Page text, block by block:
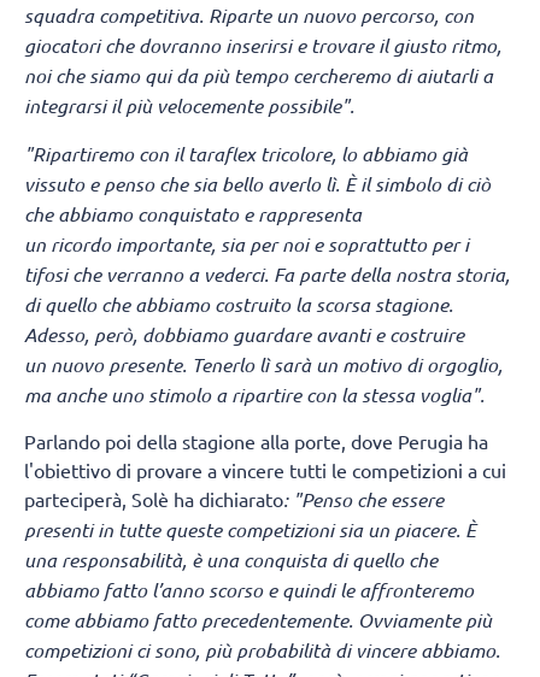
squadra competitiva. Riparte un nuovo percorso, con
giocatori che dovranno inserirsi e trovare il giusto ritmo,
noi che siamo qui da più tempo cercheremo di aiutarli a
integrarsi il più velocemente possibile".
"Ripartiremo con il taraflex tricolore, lo abbiamo già
vissuto e penso che sia bello averlo lì. È il simbolo di ciò
che abbiamo conquistato e rappresenta
un ricordo importante, sia per noi e soprattutto per i
tifosi che verranno a vederci. Fa parte della nostra storia,
di quello che abbiamo costruito la scorsa stagione.
Adesso, però, dobbiamo guardare avanti e costruire
un nuovo presente. Tenerlo lì sarà un motivo di orgoglio,
ma anche uno stimolo a ripartire con la stessa voglia".
Parlando poi della stagione alla porte, dove Perugia ha
l'obiettivo di provare a vincere tutti le competizioni a cui
parteciperà, Solè ha dichiarato: "Penso che essere
presenti in tutte queste competizioni sia un piacere. È
una responsabilità, è una conquista di quello che
abbiamo fatto l’anno scorso e quindi le affronteremo
come abbiamo fatto precedentemente. Ovviamente più
competizioni ci sono, più probabilità di vincere abbiamo.